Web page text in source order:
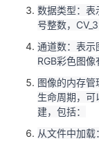
数据类型：表
号整数，
通道数：表示
RGB彩色图像
图像的内存
生命周期，
建，包括：
从文件中加